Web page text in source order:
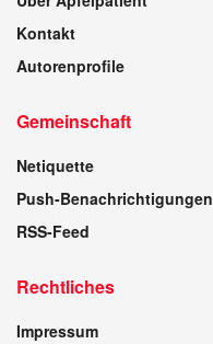
Kontakt
Autorenprofile
Gemeinschaft
Netiquette
Push-Benachrichtigungen
RSS-Feed
Rechtliches
Impressum